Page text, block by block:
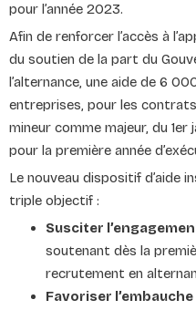
pour l’année 2023.
Afin de renforcer l’accès à
du soutien de la part du
l’alternance, une aide de 6
entreprises, pour les
mineur comme majeur, du 1er
pour la première année
Le nouveau dispositif d’aide
triple objectif :
Susciter
soutenant dès la
recrutement en
Favoriser